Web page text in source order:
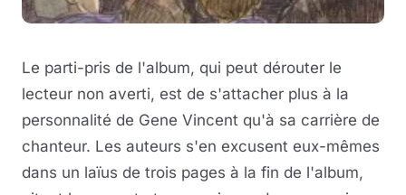
Le parti-pris de l'album, qui peut dérouter le
lecteur non averti, est de s'attacher plus à la
personnalité de Gene Vincent qu'à sa carrière de
chanteur. Les auteurs s'en excusent eux-mêmes
dans un laïus de trois pages à la fin de l'album,